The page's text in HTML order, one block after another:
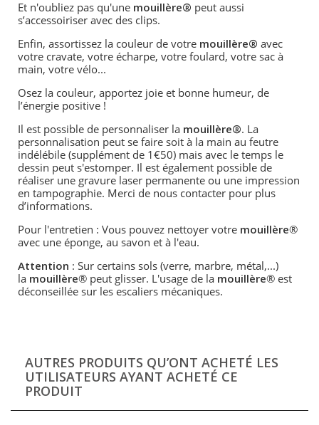
Et n'oubliez pas qu'une mouillère® peut aussi
s’accessoiriser avec des clips.
Enfin, assortissez la couleur de votre mouillère® avec
votre cravate, votre écharpe, votre foulard, votre sac à
main, votre vélo...
Osez la couleur, apportez joie et bonne humeur, de
l’énergie positive !
Il est possible de personnaliser la mouillère®. La
personnalisation peut se faire soit à la main au feutre
indélébile (supplément de 1€50) mais avec le temps le
dessin peut s'estomper. Il est également possible de
réaliser une gravure laser permanente ou une impression
en tampographie. Merci de nous contacter pour plus
d’informations.
Pour l'entretien : Vous pouvez nettoyer votre mouillère®
avec une éponge, au savon et à l'eau.
Attention : Sur certains sols (verre, marbre, métal,...)
la mouillère® peut glisser. L'usage de la mouillère® est
déconseillée sur les escaliers mécaniques.
AUTRES PRODUITS QU’ONT ACHETÉ LES
UTILISATEURS AYANT ACHETÉ CE
PRODUIT